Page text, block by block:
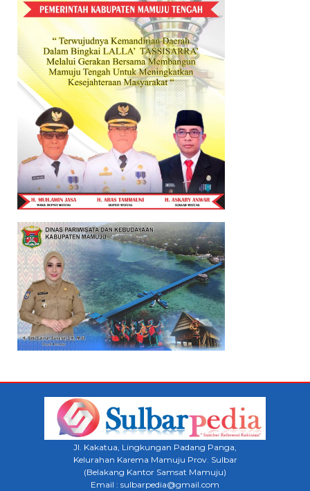
Jl. Kakatua, Lingkungan Padang Panga,
Kelurahan Karema Mamuju Prov. Sulbar
(Belakang Kantor Samsat Mamuju)
Email : sulbarpedia@gmail.com